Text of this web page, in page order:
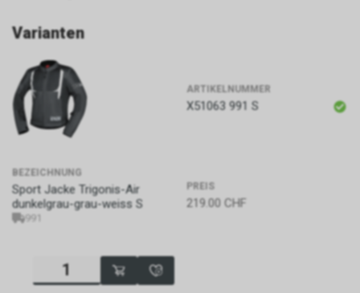
Varianten
ARTIKELNUMMER
X51063 991 S
BEZEICHNUNG
Sport Jacke Trigonis-Air
dunkelgrau-grau-weiss S
991
PREIS
219.00 CHF